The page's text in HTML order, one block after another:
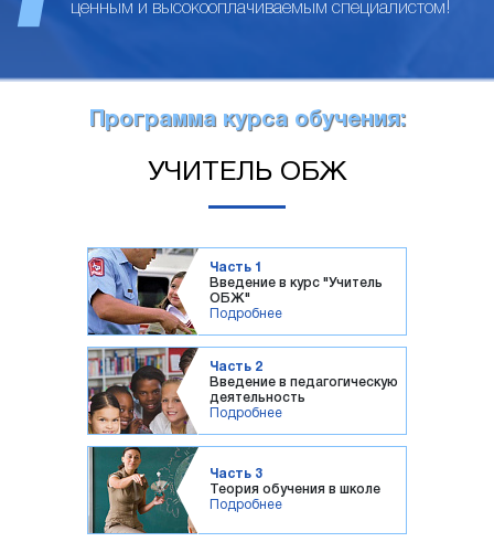
ценным и высокооплачиваемым специалистом!
Программа курса обучения:
УЧИТЕЛЬ ОБЖ
Часть 1
Введение в курс "Учитель
ОБЖ"
Подробнее
Часть 2
Введение в педагогическую
деятельность
Подробнее
Часть 3
Теория обучения в школе
Подробнее